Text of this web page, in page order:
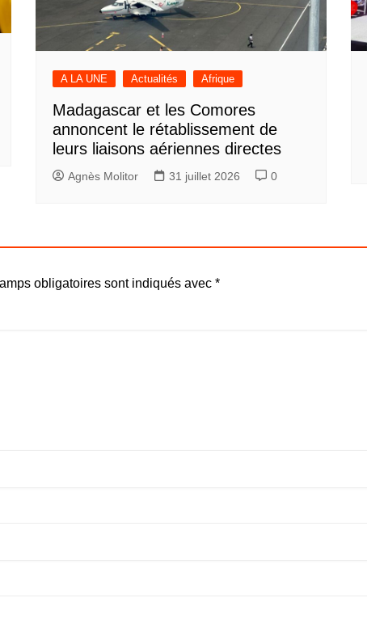
A LA UNE Actualités Afrique
Madagascar et les Comores
annoncent le rétablissement de
leurs liaisons aériennes directes
Agnès Molitor 31 juillet 2026 0
obligatoires sont indiqués avec *